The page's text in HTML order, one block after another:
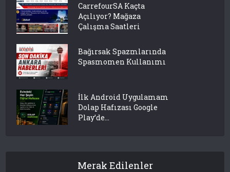
CarrefourSA Kaçta
Açılıyor? Mağaza
Çalışma Saatleri
Bağırsak Spazmlarında
Spasmomen Kullanımı
İlk Android Uygulamam
Dolap Hafızası Google
Play’de...
Merak Edilenler